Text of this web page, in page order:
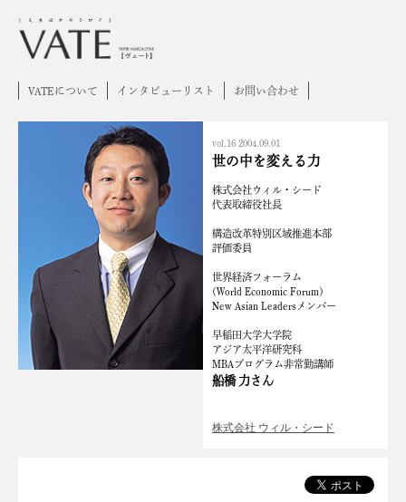
VATEについて インタビューリスト お問い合わせ
vol.16 2004.09.01
世の中を変える力
株式会社ウィル・シード
代表取締役社長
構造改革特別区域推進本部
評価委員
世界経済フォーラム
(World Economic Forum)
New Asian Leadersメンバー
早稲田大学大学院
アジア太平洋研究科
MBAプログラム非常勤講師
船橋 力さん
株式会社 ウィル・シード